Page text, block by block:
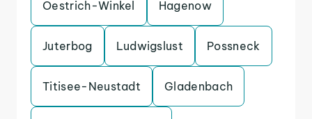
Oestrich-Winkel Hagenow
Juterbog Ludwigslust Possneck
Titisee-Neustadt Gladenbach